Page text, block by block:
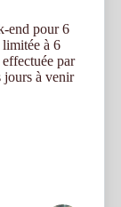
end pour 6
limitée à 6
par
jours à venir